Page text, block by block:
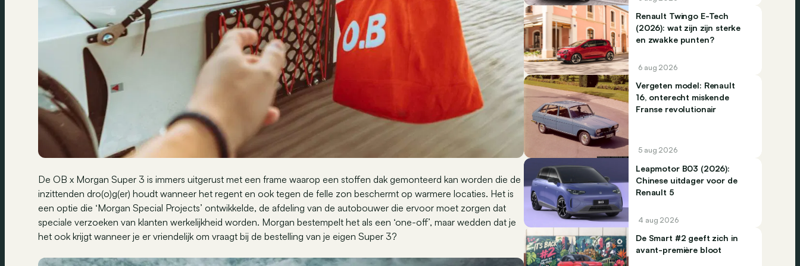
De OB x Morgan Super 3 is immers uitgerust met een frame waarop een stoffen dak gemonteerd kan worden die de
inzittenden dro(o)g(er) houdt wanneer het regent en ook tegen de felle zon beschermt op warmere locaties. Het is
een optie die ‘Morgan Special Projects’ ontwikkelde, de afdeling van de autobouwer die ervoor moet zorgen dat
speciale verzoeken van klanten werkelijkheid worden. Morgan bestempelt het als een ‘one-off’, maar wedden dat je
het ook krijgt wanneer je er vriendelijk om vraagt bij de bestelling van je eigen Super 3?
Renault Twingo E-Tech
(2026): wat zijn zijn sterke
en zwakke punten?
6 aug 2026
Vergeten model: Renault
16, onterecht miskende
Franse revolutionair
5 aug 2026
Leapmotor B03 (2026):
Chinese uitdager voor de
Renault 5
4 aug 2026
De Smart #2 geeft zich in
avant-première bloot